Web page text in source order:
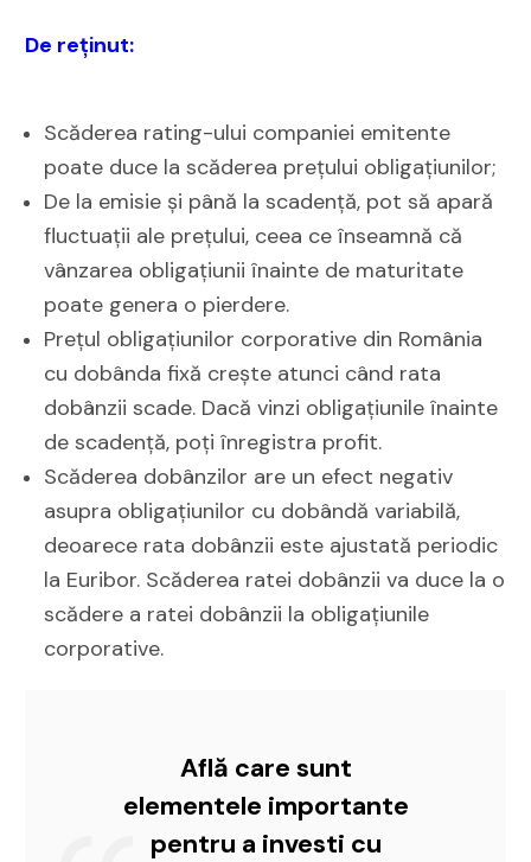
De reținut:
Scăderea rating-ului companiei emitente
poate duce la scăderea prețului obligațiunilor;
De la emisie și până la scadență, pot să apară
fluctuații ale prețului, ceea ce înseamnă că
vânzarea obligațiunii înainte de maturitate
poate genera o pierdere.
Prețul obligațiunilor corporative din România
cu dobânda fixă crește atunci când rata
dobânzii scade. Dacă vinzi obligațiunile înainte
de scadență, poți înregistra profit.
Scăderea dobânzilor are un efect negativ
asupra obligațiunilor cu dobândă variabilă,
deoarece rata dobânzii este ajustată periodic
la Euribor. Scăderea ratei dobânzii va duce la o
scădere a ratei dobânzii la obligațiunile
corporative.
Află care sunt
elementele importante
pentru a investi cu